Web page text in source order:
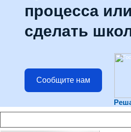
процесса
сделать
Сообщите нам